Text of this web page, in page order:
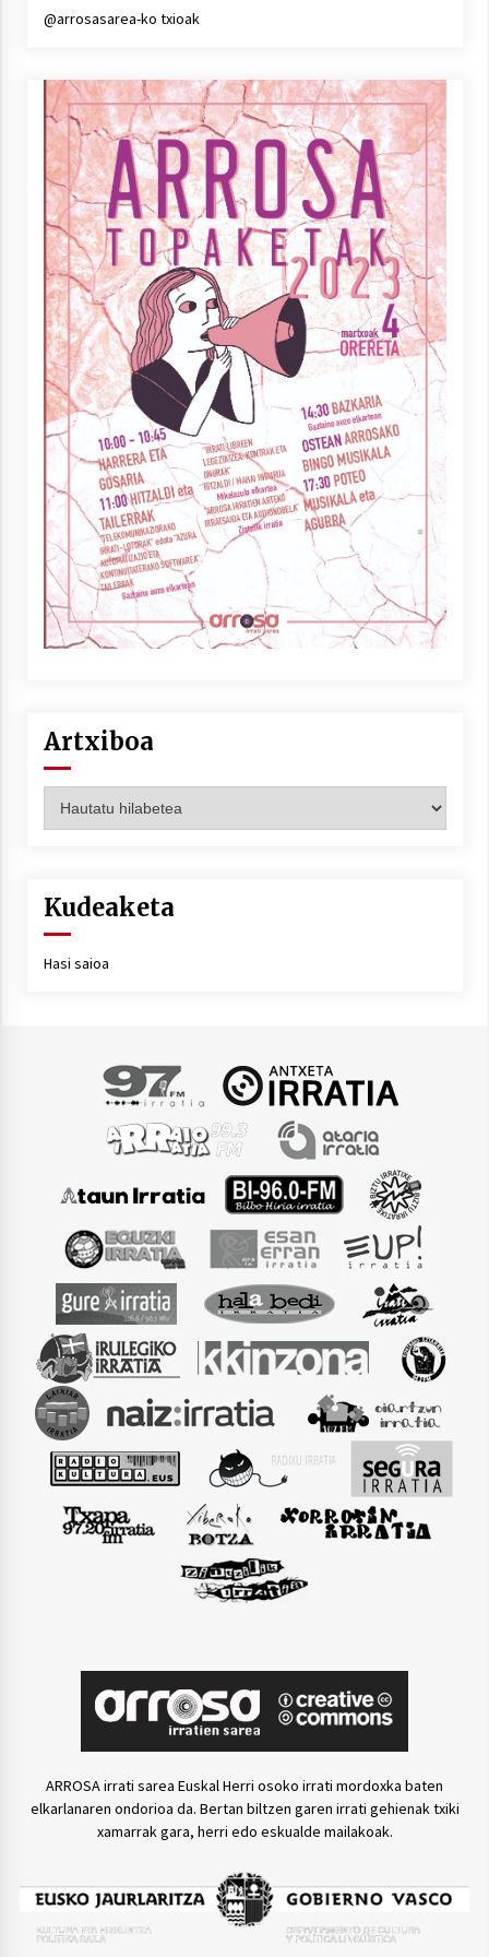
Arrosa sareko IX. topaketak!
Azaroak 6 Iurretan Arrosa sarearen
IX. topaketak
2021/10/04
Segura irratian Arrosaren 20 urteez
2021/07/22
Arrosari buruzko erreportaia
2021/07/16
Berria egunkarian elkarrizketa
Arrosaren 20 urteez
Arrosaren laburpen bideoa Hamaika
2021/06/30
@arrosasarea-ko txioak
Artxiboa
Kudeaketa
Hasi saioa
ARROSA irrati sarea Euskal Herri osoko irrati mordoxka baten
elkarlanaren ondorioa da. Bertan biltzen garen irrati gehienak txiki
xamarrak gara, herri edo eskualde mailakoak.